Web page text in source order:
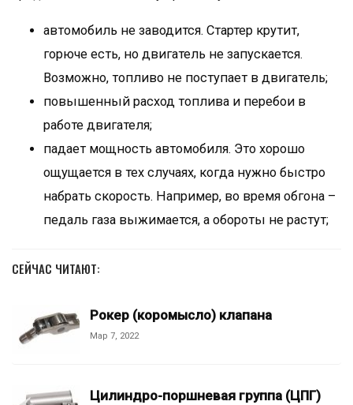
автомобиль не заводится. Стартер крутит,
горюче есть, но двигатель не запускается.
Возможно, топливо не поступает в двигатель;
повышенный расход топлива и перебои в
работе двигателя;
падает мощность автомобиля. Это хорошо
ощущается в тех случаях, когда нужно быстро
набрать скорость. Например, во время обгона –
педаль газа выжимается, а обороты не растут;
СЕЙЧАС ЧИТАЮТ:
Рокер (коромысло) клапана
Мар 7, 2022
Цилиндро-поршневая группа (ЦПГ)